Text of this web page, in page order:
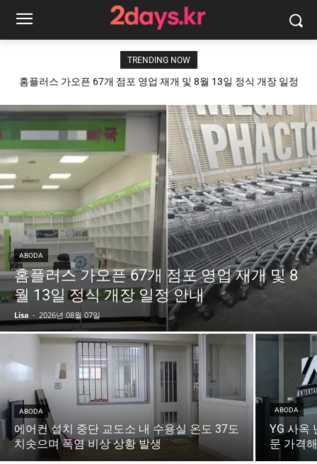
TRENDING NOW
홈플러스 가오픈 67개 점포 영업 재개 및 8월 13일 정식 개장 일정
ABODA
홈플러스 가오픈 67개 점포 영업 재개 및 8
월 13일 정식 개장 일정 안내
Lisa - 2026년 08월 07일
ABODA
에어컨 설치 중단 교도소 내 수용실 온도 37도
치솟으며 폭염 비상 상황 발생
ABODA
YG 사옥
문 가격